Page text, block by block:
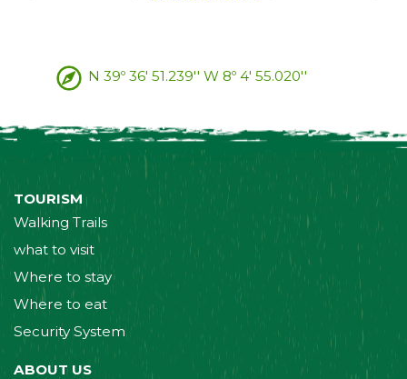
N 39º 36' 51.239'' W 8º 4' 55.020''
TOURISM
Walking Trails
what to visit
Where to stay
Where to eat
Security System
ABOUT US